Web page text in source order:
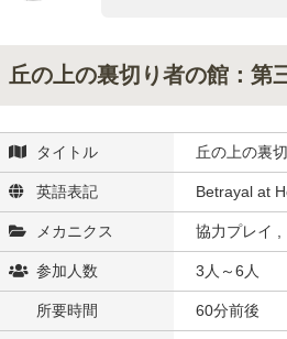
丘の上の裏切り者の館：第
タイトル 丘の上の裏
英語表記 Betrayal at
メカニクス 協力プレイ ,
参加人数 3人～6人
所要時間 60分前後